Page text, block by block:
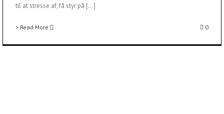
til at stresse af, få styr på [...]
> Read More 0